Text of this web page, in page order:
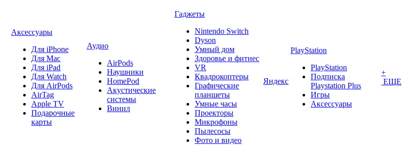
Аксессуары
Для iPhone
Для Mac
Для iPad
Для Watch
Для AirPods
AirTag
Apple TV
Подарочные
карты
Аудио
AirPods
Наушники
HomePod
Акустические
системы
Винил
Гаджеты
Nintendo Switch
Dyson
Умный дом
Здоровье и фитнес
VR
Квадрокоптеры
Графические
планшеты
Умные часы
Проекторы
Микрофоны
Пылесосы
Фото и видео
Яндекс
PlayStation
PlayStation
Подписка
Playstation Plus
Игры
Аксессуары
+
ЕЩЕ